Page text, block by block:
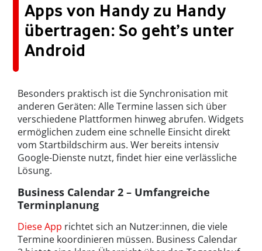
Apps von Handy zu Handy
übertragen: So geht’s unter
Android
Besonders praktisch ist die Synchronisation mit
anderen Geräten: Alle Termine lassen sich über
verschiedene Plattformen hinweg abrufen. Widgets
ermöglichen zudem eine schnelle Einsicht direkt
vom Startbildschirm aus. Wer bereits intensiv
Google-Dienste nutzt, findet hier eine verlässliche
Lösung.
Business Calendar 2 – Umfangreiche
Terminplanung
Diese App richtet sich an Nutzer:innen, die viele
Termine koordinieren müssen. Business Calendar